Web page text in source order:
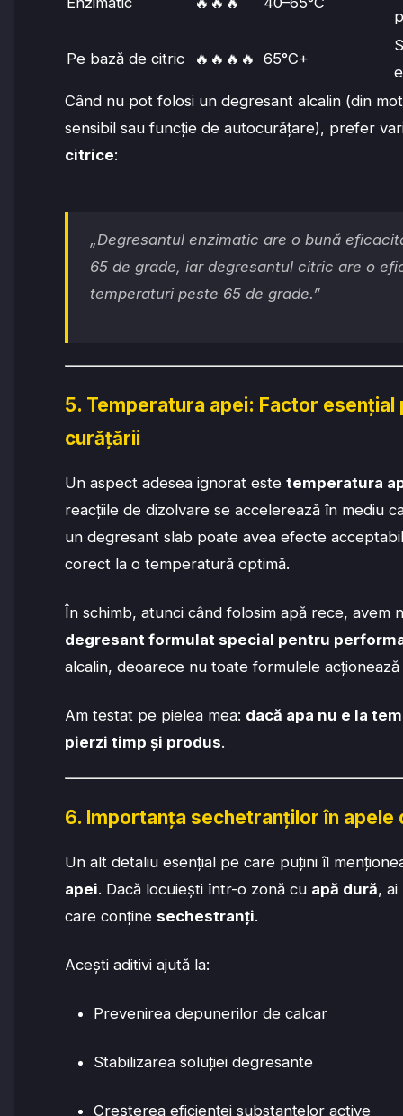
Pe bază de citric 🔥🔥🔥🔥 65°C+
Când nu pot folosi un degresant alcalin (din
sensibil sau funcție de autocurățare), prefer
citrice:
„Degresantul enzimatic are o bună
65 de grade, iar degresantul citric are o
temperaturi peste 65 de grade.”
5. Temperatura apei: Factor
curățării
Un aspect adesea ignorat este temperatura
reacțiile de dizolvare se accelerează în mediu
un degresant slab poate avea efecte
corect la o temperatură optimă.
În schimb, atunci când folosim apă rece, avem
degresant formulat special pentru
alcalin, deoarece nu toate formulele acționează
Am testat pe pielea mea: dacă apa nu e la
pierzi timp și produs.
6. Importanța sechetranților în apele
Un alt detaliu esențial pe care puțini îl
apei. Dacă locuiești într-o zonă cu apă dură,
care conține sechestranți.
Acești aditivi ajută la:
Prevenirea depunerilor de calcar
Stabilizarea soluției degresante
Creșterea eficienței substanțelor active